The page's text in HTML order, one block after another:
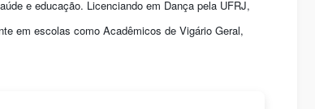
e educação. Licenciando em Dança pela UFRJ,
em escolas como Acadêmicos de Vigário Geral,